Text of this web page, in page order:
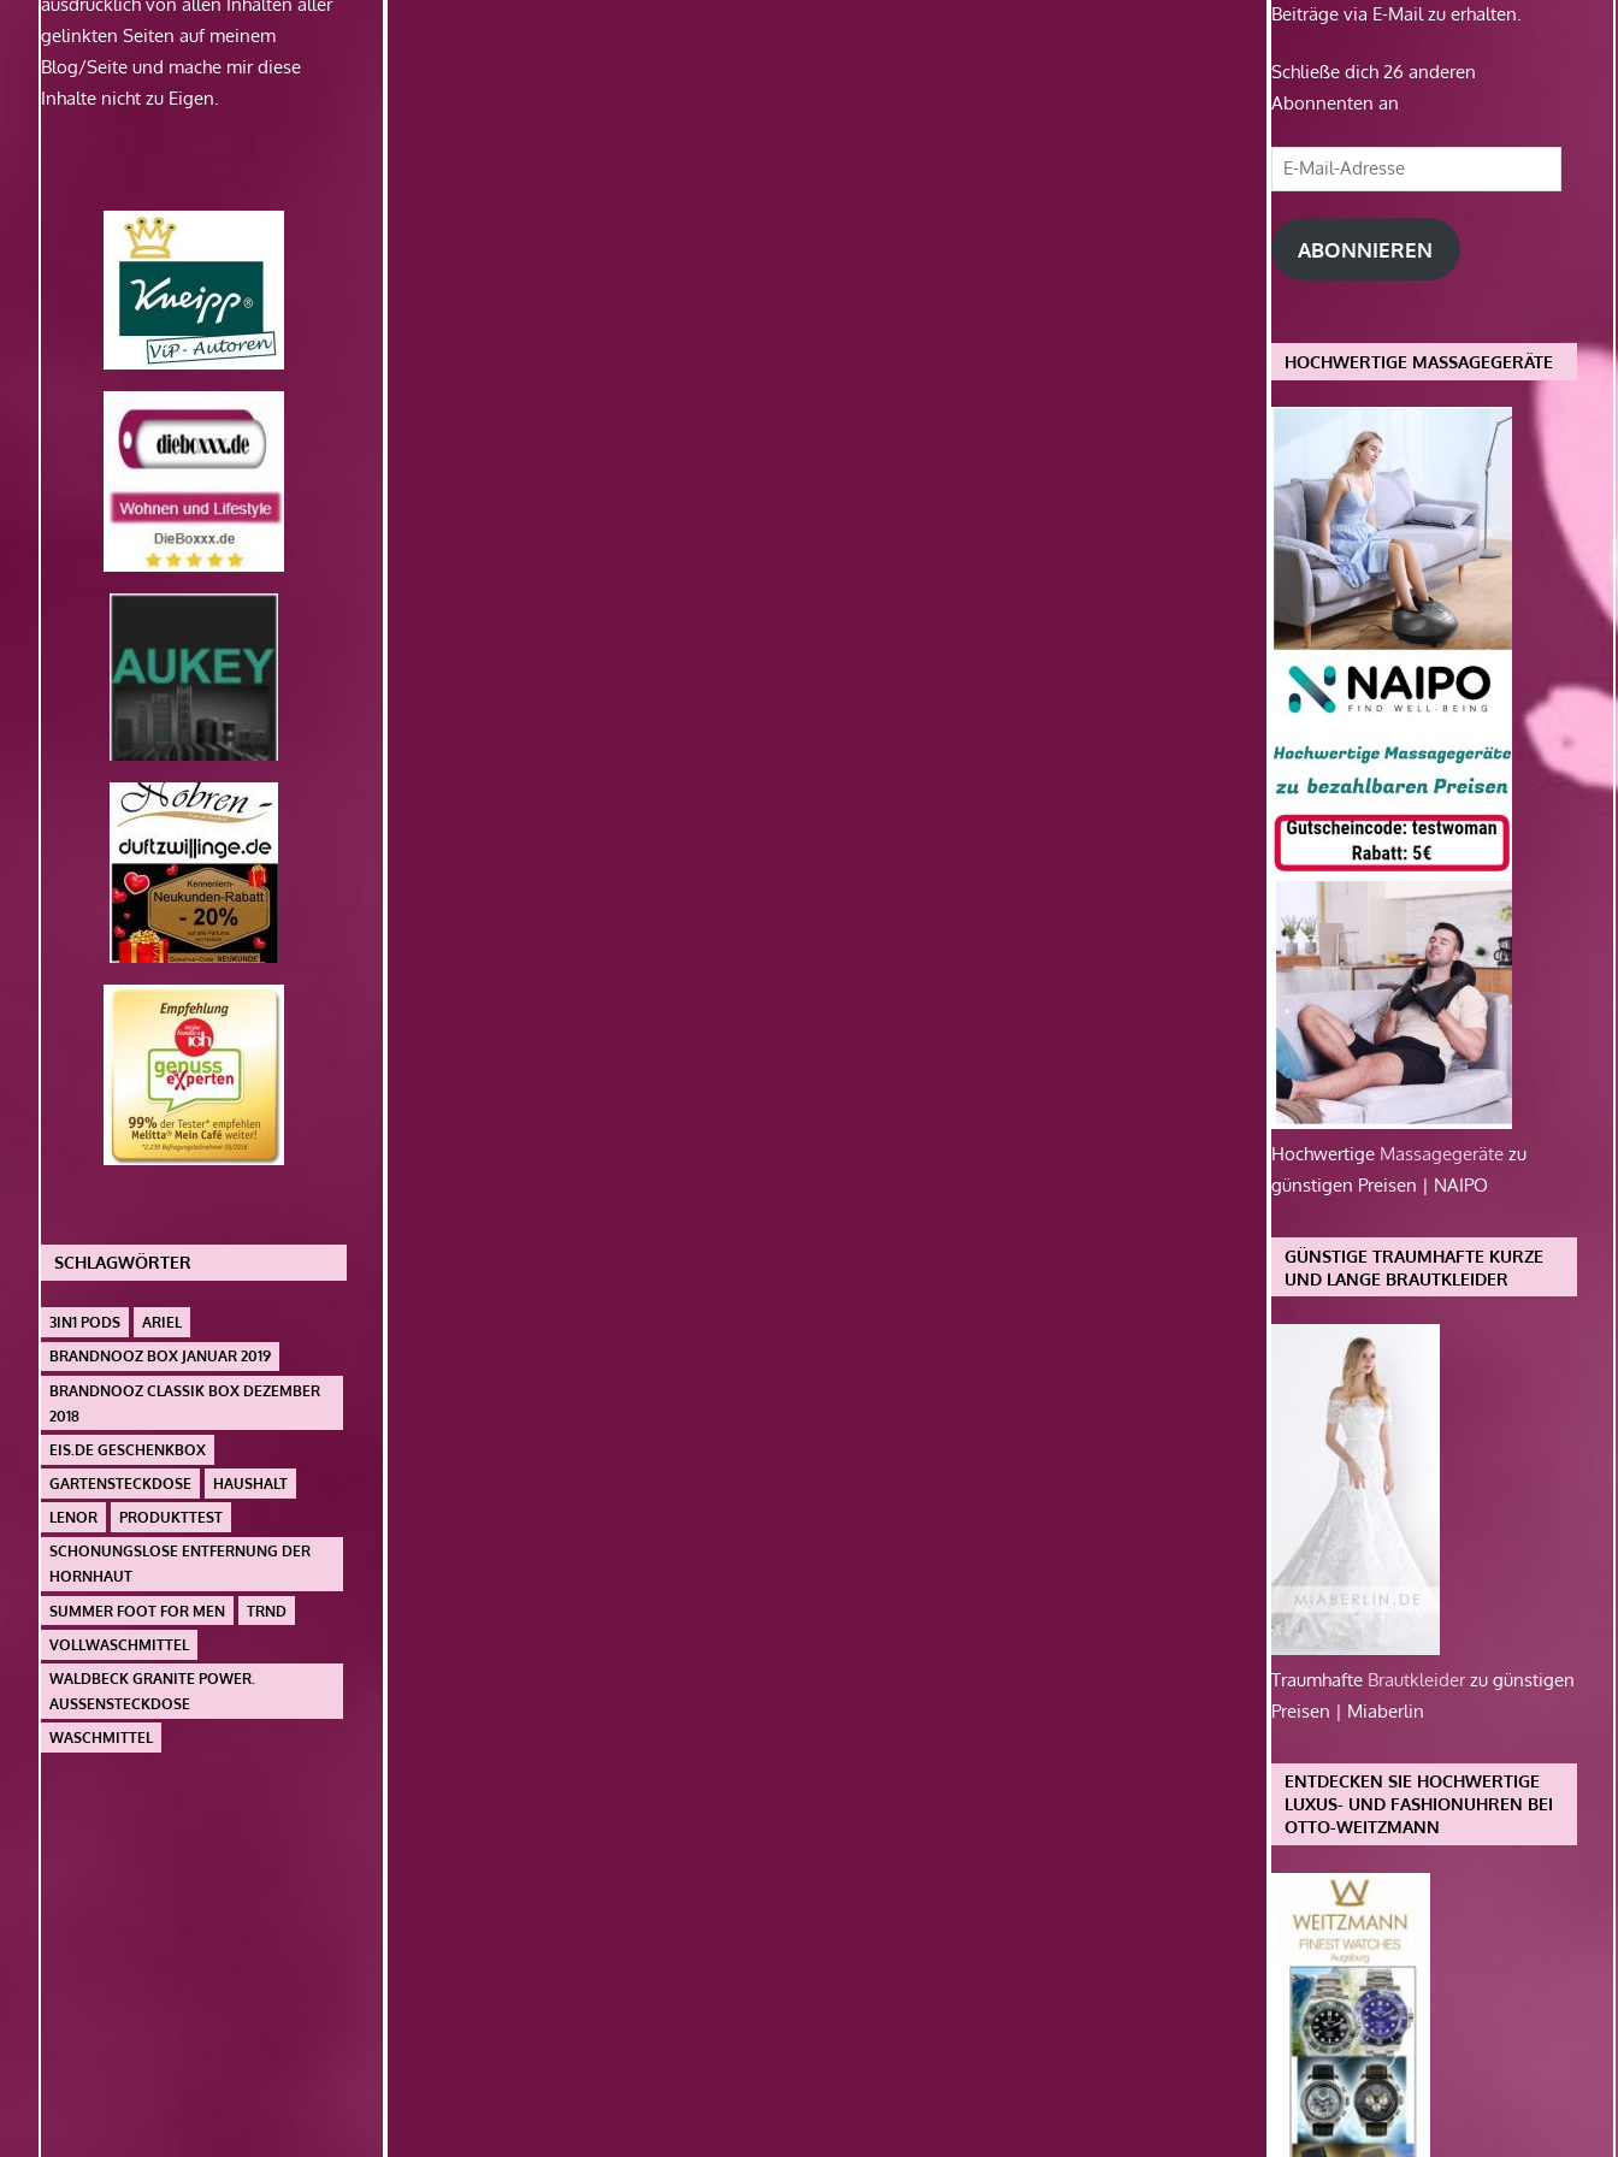
gelinkten Seiten auf meinem
Blog/Seite und mache mir diese
Inhalte nicht zu Eigen.
SCHLAGWÖRTER
3IN1 PODS
ARIEL
BRANDNOOZ BOX JANUAR 2019
BRANDNOOZ CLASSIK BOX DEZEMBER
2018
EIS.DE GESCHENKBOX
GARTENSTECKDOSE
HAUSHALT
LENOR
PRODUKTTEST
SCHONUNGSLOSE ENTFERNUNG DER
HORNHAUT
SUMMER FOOT FOR MEN
TRND
VOLLWASCHMITTEL
WALDBECK GRANITE POWER.
AUSSENSTECKDOSE
WASCHMITTEL
Beiträge via E-Mail zu erhalten.
Schließe dich 26 anderen
Abonnenten an
E-
Mail-
Adresse
ABONNIEREN
HOCHWERTIGE MASSAGEGERÄTE
Hochwertige Massagegeräte zu
günstigen Preisen | NAIPO
GÜNSTIGE TRAUMHAFTE KURZE
UND LANGE BRAUTKLEIDER
Traumhafte Brautkleiderzu günstigen
Preisen | Miaberlin
ENTDECKEN SIE HOCHWERTIGE
LUXUS- UND FASHIONUHREN BEI
OTTO-WEITZMANN